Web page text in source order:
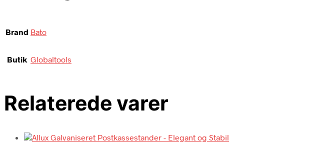
Brand Bato
Butik Globaltools
Relaterede varer